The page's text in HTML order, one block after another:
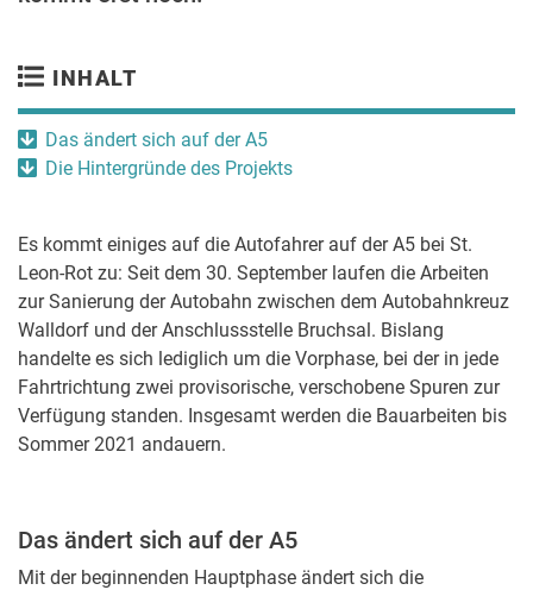
INHALT
Das ändert sich auf der A5
Die Hintergründe des Projekts
Es kommt einiges auf die Autofahrer auf der A5 bei St.
Leon-Rot zu: Seit dem 30. September laufen die Arbeiten
zur Sanierung der Autobahn zwischen dem Autobahnkreuz
Walldorf und der Anschlussstelle Bruchsal. Bislang
handelte es sich lediglich um die Vorphase, bei der in jede
Fahrtrichtung zwei provisorische, verschobene Spuren zur
Verfügung standen. Insgesamt werden die Bauarbeiten bis
Sommer 2021 andauern.
Das ändert sich auf der A5
Mit der beginnenden Hauptphase ändert sich die